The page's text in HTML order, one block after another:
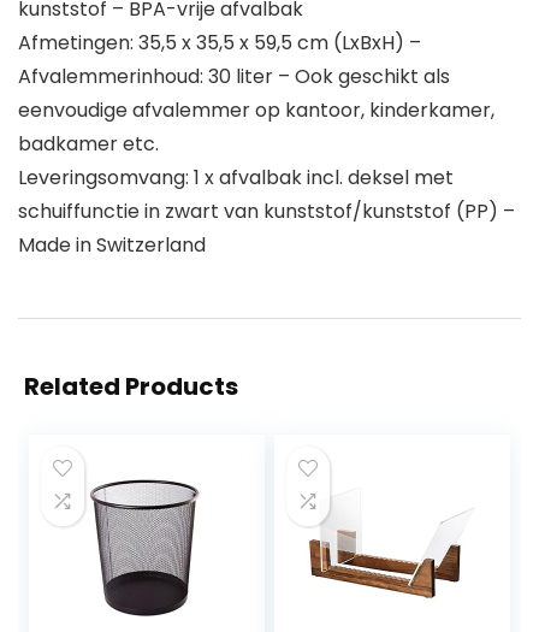
kunststof – BPA-vrije afvalbak
Afmetingen: 35,5 x 35,5 x 59,5 cm (LxBxH) –
Afvalemmerinhoud: 30 liter – Ook geschikt als
eenvoudige afvalemmer op kantoor, kinderkamer,
badkamer etc.
Leveringsomvang: 1 x afvalbak incl. deksel met
schuiffunctie in zwart van kunststof/kunststof (PP) –
Made in Switzerland
Related Products